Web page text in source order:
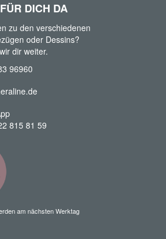
DICH DA
zu den verschiedenen
oder Dessins?
dir weiter.
96960
815 81 59
am nächsten Werktag